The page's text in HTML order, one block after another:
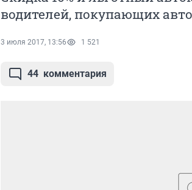
водителей, покупающих
3 июля 2017, 13:56 1 521
44 комментария